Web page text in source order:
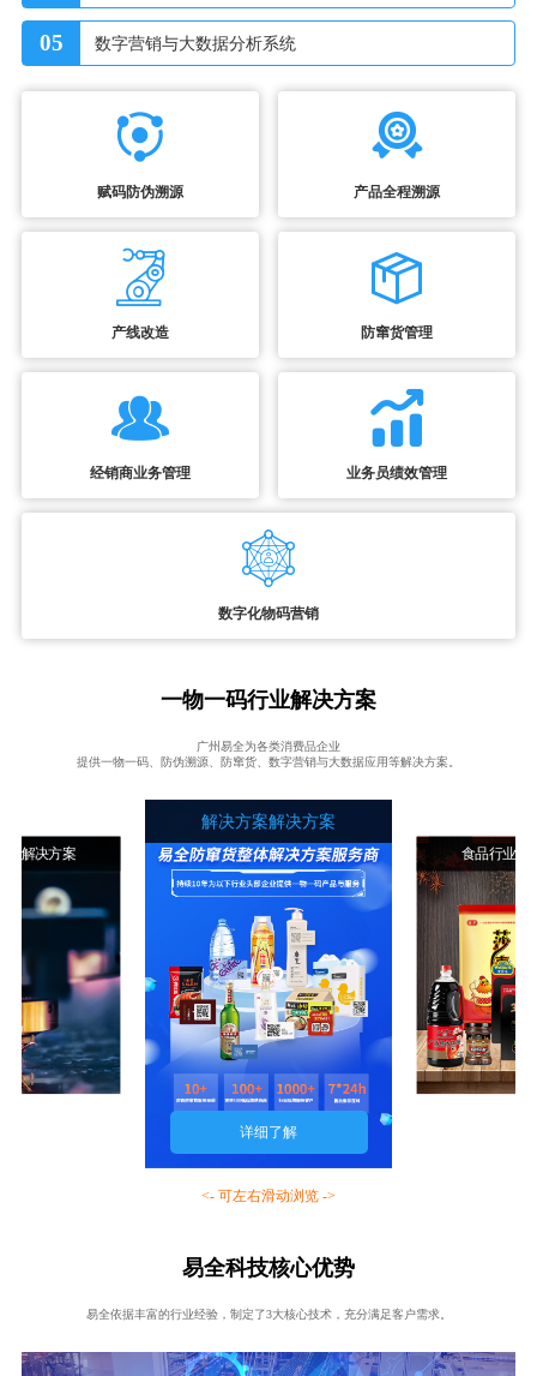
05 数字营销与大数据分析系统
赋码防伪溯源 产品全程溯源
产线改造 防窜货管理
经销商业务管理 业务员绩效管理
数字化物码营销
一物一码行业解决方案
广州易全为各类消费品企业
提供一物一码、防伪溯源、防窜货、数字营销与大数据应用等解决方案。
业解决方案
解决方案解决方案
详细了解
食品行业解
<- 可左右滑动浏览 ->
易全科技核心优势
易全依据丰富的行业经验，制定了3大核心技术，充分满足客户需求。